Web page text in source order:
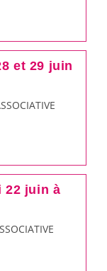
et 29 juin
22 juin à